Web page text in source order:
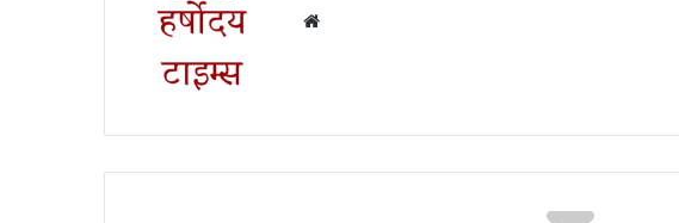
Website